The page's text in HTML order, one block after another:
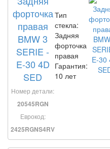
форточка
правая
BMW 3
SERIE -
E-30 4D
SED
Номер детали:
20545RGN
Еврокод:
2425RGNS4RV
Тип
стекла:
Задняя
форточка
правая
Гарантия:
10 лет